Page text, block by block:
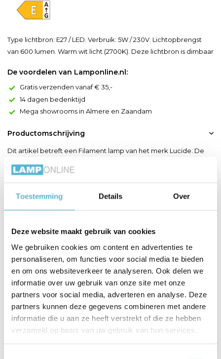
Toestemming Details Over
Deze website maakt gebruik van cookies
We gebruiken cookies om content en advertenties te
personaliseren, om functies voor social media te bieden
en om ons websiteverkeer te analyseren. Ook delen we
informatie over uw gebruik van onze site met onze
partners voor social media, adverteren en analyse. Deze
partners kunnen deze gegevens combineren met andere
informatie die u aan ze heeft verstrekt of die ze hebben
verzameld op basis van uw gebruik van hun services.
Type lichtbron: E27 / LED. Verbruik: 5W / 230V. Lichtopbrengst
van 600 lumen. Warm wit licht (2700K). Deze lichtbron is dimbaar
De voordelen van Lamponline.nl:
Gratis verzenden vanaf € 35,-
14 dagen bedenktijd
Mega showrooms in Almere en Zaandam
Productomschrijving
Dit artikel betreft een Filament lamp van het merk Lucide. De
lamp is van hoogwaardige kwaliteit en heeft een lange
levensduur. De Filament lamp is uitgerust met een E27 fitting. De
kleurtemperatuur van 2700 kelvin. De lamp produceert een
lichtopbrengst van 600 lumen en is voorzien van een
Productspecificaties
Artikelnummer 49068/05/62
5411212491602
Leverancier Lucide